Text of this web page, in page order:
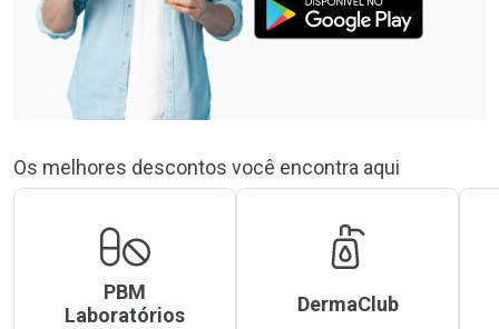
Os melhores descontos você encontra aqui
PBM
Laboratórios
DermaClub